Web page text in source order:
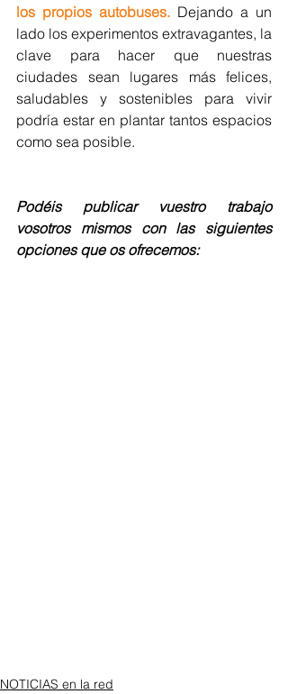
los propios autobuses. Dejando a un
lado los experimentos extravagantes, la
clave para hacer que nuestras
ciudades sean lugares más felices,
saludables y sostenibles para vivir
podría estar en plantar tantos espacios
como sea posible.
Podéis publicar vuestro trabajo
vosotros mismos con las siguientes
opciones que os ofrecemos:
NOTICIAS en la red